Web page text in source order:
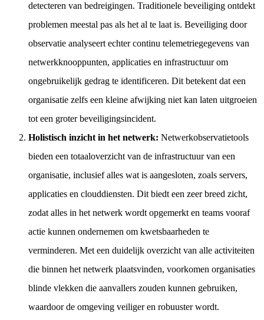
detecteren van bedreigingen. Traditionele beveiliging ontdekt
problemen meestal pas als het al te laat is. Beveiliging door
observatie analyseert echter continu telemetriegegevens van
netwerkknooppunten, applicaties en infrastructuur om
ongebruikelijk gedrag te identificeren. Dit betekent dat een
organisatie zelfs een kleine afwijking niet kan laten uitgroeien
tot een groter beveiligingsincident.
Holistisch inzicht in het netwerk: Netwerkobservatietools
bieden een totaaloverzicht van de infrastructuur van een
organisatie, inclusief alles wat is aangesloten, zoals servers,
applicaties en clouddiensten. Dit biedt een zeer breed zicht,
zodat alles in het netwerk wordt opgemerkt en teams vooraf
actie kunnen ondernemen om kwetsbaarheden te
verminderen. Met een duidelijk overzicht van alle activiteiten
die binnen het netwerk plaatsvinden, voorkomen organisaties
blinde vlekken die aanvallers zouden kunnen gebruiken,
waardoor de omgeving veiliger en robuuster wordt.